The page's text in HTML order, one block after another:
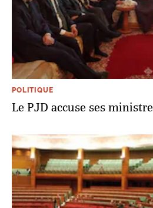
POLITIQUE
Le PJD accuse ses